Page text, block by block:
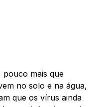
pouco mais que
no solo e na água,
que os vírus ainda